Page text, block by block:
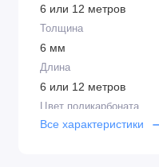
6 или 12 метров
Толщина
6 мм
Длина
6 или 12 метров
Цвет поликарбоната
Бронза
Все характеристики